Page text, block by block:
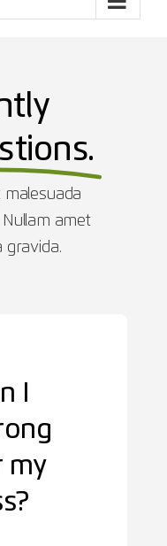
malesuada
amet
gravida.
I
my